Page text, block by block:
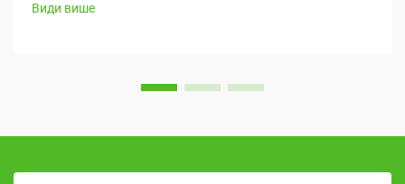
Види више